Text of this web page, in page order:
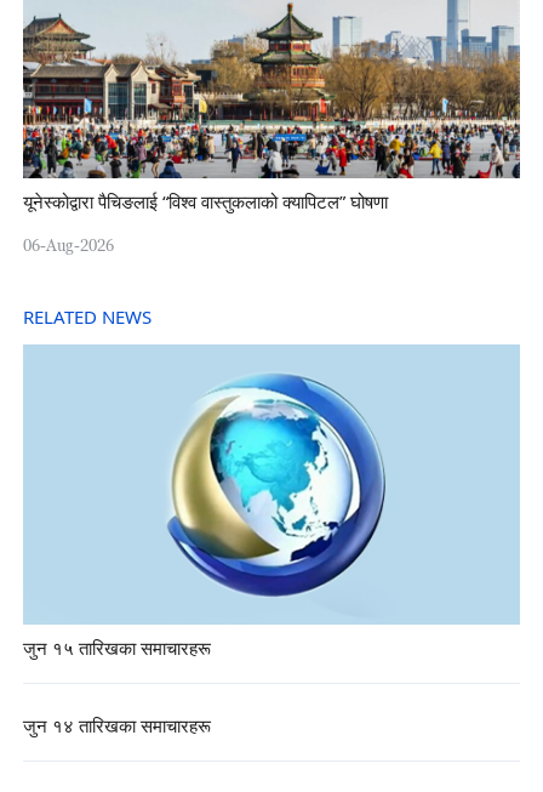
यूनेस्कोद्वारा पैचिङलाई “विश्व वास्तुकलाको क्यापिटल” घोषणा
06-Aug-2026
RELATED NEWS
जुन १५ तारिखका समाचारहरू
जुन १४ तारिखका समाचारहरू